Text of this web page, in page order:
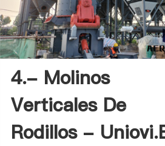
4.- Molinos
Verticales De
Rodillos -